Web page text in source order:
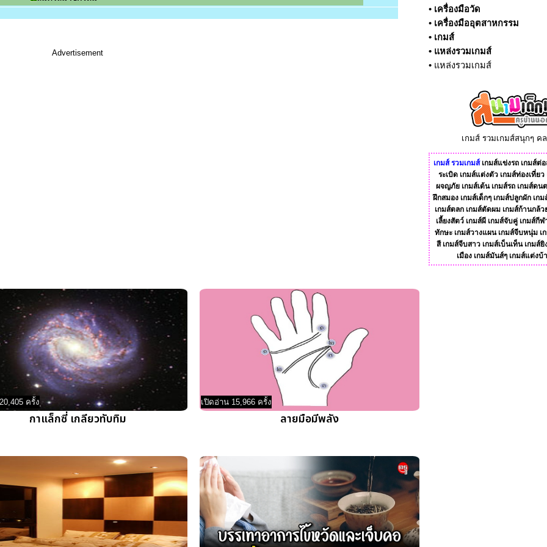
Advertisement
ครั้ง
กาแล็กซี่ เกลียวทับทิม
เปิดอ่าน 15,966 ครั้ง
ลายมือมีพลัง
• เครื่องมือวัด
• เครื่องมืออุตสาหกรรม
• เกมส์
• แหล่งรวมเกมส์
• แหล่งรวมเกมส์
เกมส์ รวมเกมส์สนุกๆ ค
เกมส์ รวมเกมส์ เกมส์แข่งรถ เกมส์ต่อ
ระเบิด เกมส์แต่งตัว เกมส์ท่องเที่ยว
ผจญภัย เกมส์เต้น เกมส์รถ เกมส์ดน
ฝึกสมอง เกมส์เด็กๆ เกมส์ปลูกผัก เก
เกมส์ตลก เกมส์ตัดผม เกมส์ก้านกล้ว
เลี้ยงสัตว์ เกมส์ผี เกมส์จับคู่ เกมส์กีฬ
ทักษะ เกมส์วางแผน เกมส์จีบหนุ่ม เ
สี เกมส์จีบสาว เกมส์เบ็นเท็น เกมส์ยิ
เมือง เกมส์มันส์ๆ เกมส์แต่งบ้